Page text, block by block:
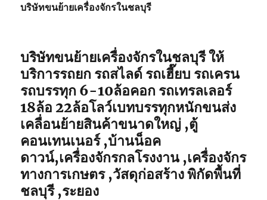
บริษัทขนย้ายเครื่องจักรในชลบุรี
บริษัทขนย้ายเครื่องจักรในชลบุรี ให้
บริการรถยก รถสไลด์ รถเฮี๊ยบ รถเครน
รถบรรทุก 6-10ล้อคอก รถเทรลเลอร์
18ล้อ 22ล้อโลว์เบทบรรทุกหนักขนส่ง
เคลื่อนย้ายสินค้าขนาดใหญ่ ,ตู้
คอนเทนเนอร์ ,บ้านน็อค
ดาวน์,เครื่องจักรกลโรงงาน ,เครื่องจักร
ทางการเกษตร ,วัสดุก่อสร้าง พิกัดพื้นที่
ชลบุรี ,ระยอง